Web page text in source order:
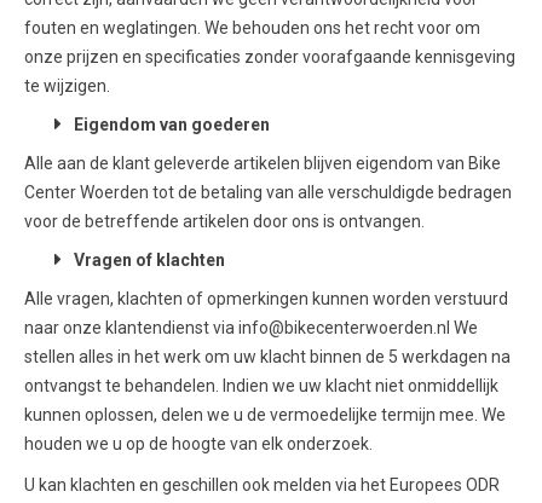
fouten en weglatingen. We behouden ons het recht voor om
onze prijzen en specificaties zonder voorafgaande kennisgeving
te wijzigen.
Eigendom van goederen
Alle aan de klant geleverde artikelen blijven eigendom van Bike
Center Woerden tot de betaling van alle verschuldigde bedragen
voor de betreffende artikelen door ons is ontvangen.
Vragen of klachten
Alle vragen, klachten of opmerkingen kunnen worden verstuurd
naar onze klantendienst via info@bikecenterwoerden.nl We
stellen alles in het werk om uw klacht binnen de 5 werkdagen na
ontvangst te behandelen. Indien we uw klacht niet onmiddellijk
kunnen oplossen, delen we u de vermoedelijke termijn mee. We
houden we u op de hoogte van elk onderzoek.
U kan klachten en geschillen ook melden via het Europees ODR